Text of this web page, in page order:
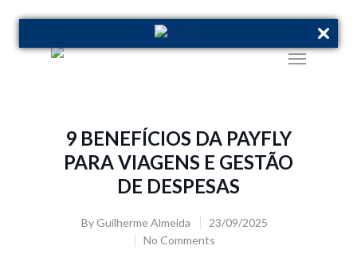
9 BENEFÍCIOS DA PAYFLY
PARA VIAGENS E GESTÃO
DE DESPESAS
By Guilherme Almeida
23/09/2025
No Comments